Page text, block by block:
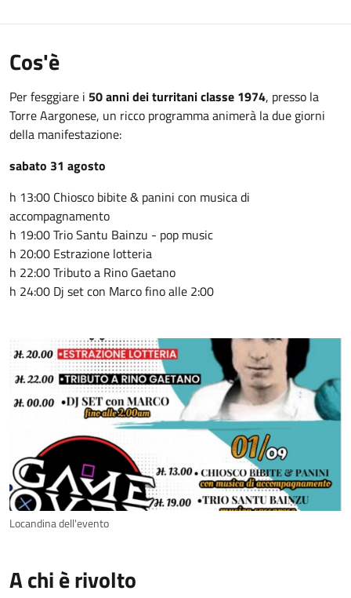
Cos'è
Per fesggiare i 50 anni dei turritani classe 1974, presso la
Torre Aargonese, un ricco programma animerà la due giorni
della manifestazione:
sabato 31 agosto
h 13:00 Chiosco bibite & panini con musica di
accompagnamento
h 19:00 Trio Santu Bainzu - pop music
h 20:00 Estrazione lotteria
h 22:00 Tributo a Rino Gaetano
h 24:00 Dj set con Marco fino alle 2:00
Locandina dell'evento
A chi è rivolto